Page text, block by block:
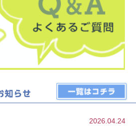
2026.04.24